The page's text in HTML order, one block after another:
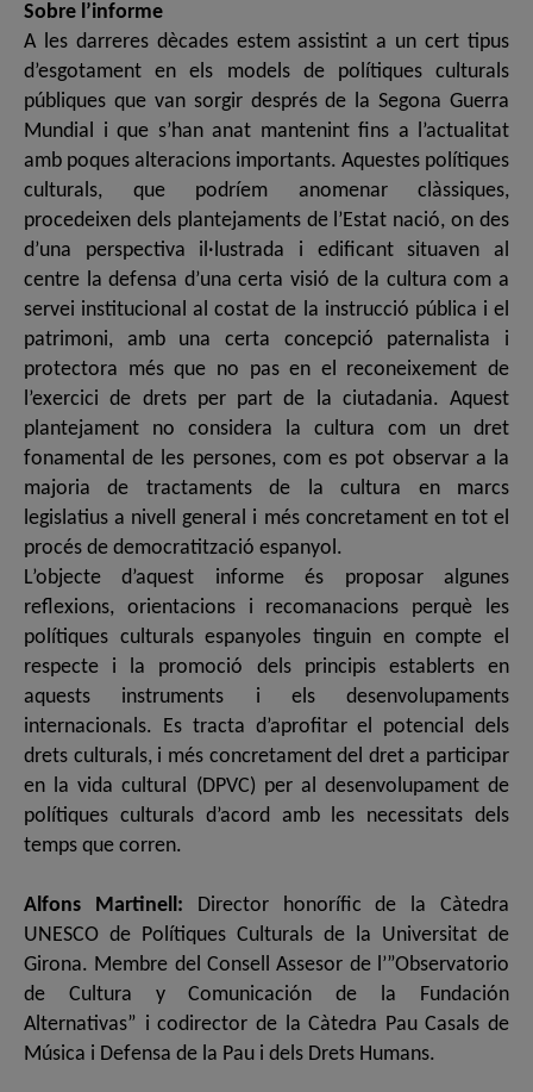
Sobre l’informe
A les darreres dècades estem assistint a un cert tipus
d’esgotament en els models de polítiques culturals
públiques que van sorgir després de la Segona Guerra
Mundial i que s’han anat mantenint fins a l’actualitat
amb poques alteracions importants. Aquestes polítiques
culturals, que podríem anomenar clàssiques,
procedeixen dels plantejaments de l’Estat nació, on des
d’una perspectiva il·lustrada i edificant situaven al
centre la defensa d’una certa visió de la cultura com a
servei institucional al costat de la instrucció pública i el
patrimoni, amb una certa concepció paternalista i
protectora més que no pas en el reconeixement de
l’exercici de drets per part de la ciutadania. Aquest
plantejament no considera la cultura com un dret
fonamental de les persones, com es pot observar a la
majoria de tractaments de la cultura en marcs
legislatius a nivell general i més concretament en tot el
procés de democratització espanyol.
L’objecte d’aquest informe és proposar algunes
reflexions, orientacions i recomanacions perquè les
polítiques culturals espanyoles tinguin en compte el
respecte i la promoció dels principis establerts en
aquests instruments i els desenvolupaments
internacionals. Es tracta d’aprofitar el potencial dels
drets culturals, i més concretament del dret a participar
en la vida cultural (DPVC) per al desenvolupament de
polítiques culturals d’acord amb les necessitats dels
temps que corren.
Alfons Martinell: Director honorífic de la Càtedra
UNESCO de Polítiques Culturals de la Universitat de
Girona. Membre del Consell Assesor de l’”Observatorio
de Cultura y Comunicación de la Fundación
Alternativas” i codirector de la Càtedra Pau Casals de
Música i Defensa de la Pau i dels Drets Humans.